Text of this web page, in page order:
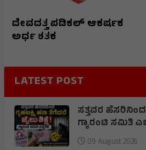
ದೇವದತ್ತ ಪಡಿಕಲ್ ಆಕರ್ಷಕ
ಅರ್ಧ ಶತಕ
LATEST POST
ಸತ್ತವರ ಹೆಸರಿನಿಂದ
ಗ್ಯಾರಂಟಿ ಸಮಿತಿ
09 August 2026